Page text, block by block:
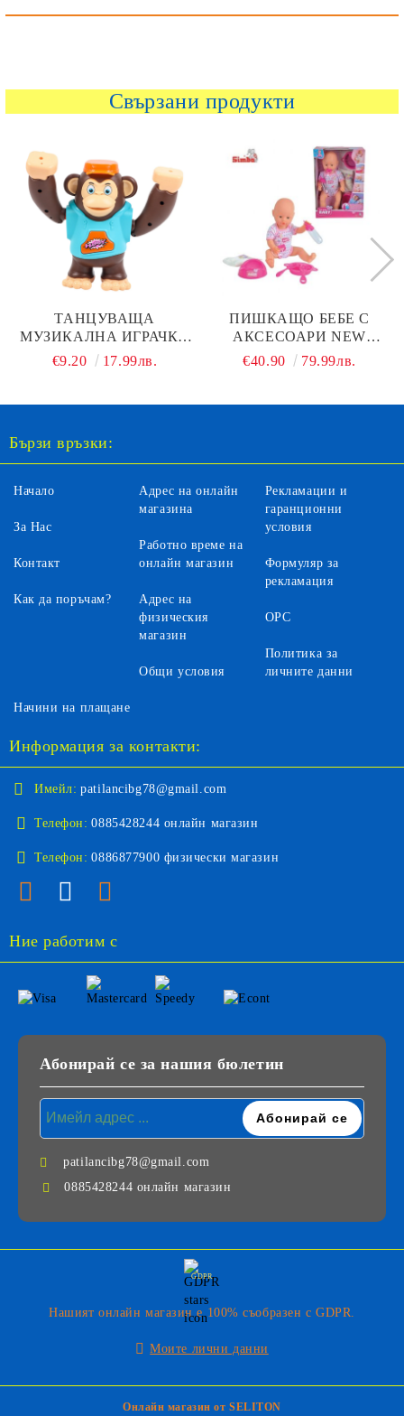
Свързани продукти
ТАНЦУВАЩА
МУЗИКАЛНА ИГРАЧКА
МАЙМУНКА
€9.20 17.99лв.
ПИШКАЩО БЕБЕ С
АКСЕСОАРИ NEW
BORN BABY 38СМ.
€40.90 79.99лв.
Бързи връзки:
Начало
За Нас
Контакт
Как да поръчам?
Адрес на онлайн
магазина
Работно време на
онлайн магазин
Адрес на
физическия
магазин
Общи условия
Рекламации и
гаранционни
условия
Формуляр за
рекламация
ОРС
Политика за
личните данни
Начини на плащане
Информация за контакти:
Имейл: patilancibg78@gmail.com
Телефон: 0885428244 онлайн магазин
Телефон: 0886877900 физически магазин
Ние работим с
Абонирай се за нашия бюлетин
patilancibg78@gmail.com
0885428244 онлайн магазин
GDPR
Нашият онлайн магазин е 100% съобразен с GDPR.
Моите лични данни
Онлайн магазин от SELITON